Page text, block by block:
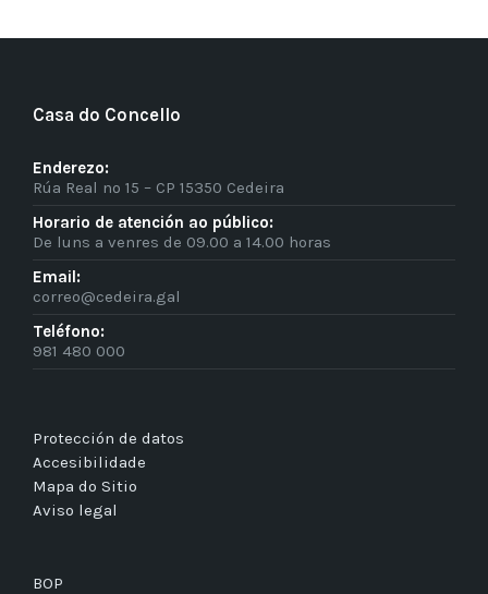
Casa do Concello
Enderezo:
Rúa Real nº 15 – CP 15350 Cedeira
Horario de atención ao público:
De luns a venres de 09.00 a 14.00 horas
Email:
correo@cedeira.gal
Teléfono:
981 480 000
Protección de datos
Accesibilidade
Mapa do Sitio
Aviso legal
BOP